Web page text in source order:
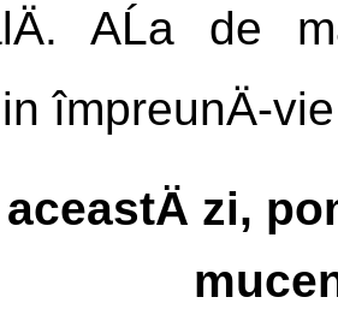
AĹa
împreunÄ-
zi,